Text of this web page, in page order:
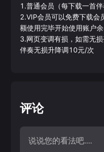
1.普通会员（每下载一首
2.VIP会员可以免费下载会
额使用完毕开始使用账户余
3.网页变调有损，如需无
伴奏无损升降调10元/次
评论